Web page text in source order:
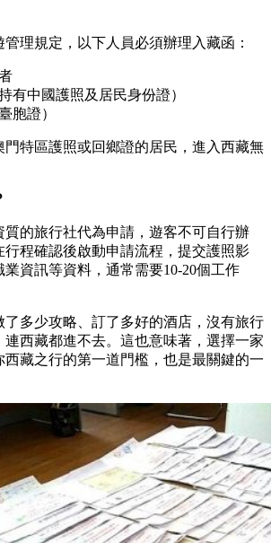
理規定，以下人員必須辦理入藏函：
有中國護照及居民身份證）
胞證）
門特區護照或回鄉證的居民，進入西藏無
質的旅行社代為申請，遊客不可自行辦
行程確認後啟動申請流程，提交護照影
資訊等資料，通常需要10-20個工作
了多少攻略、訂了多好的酒店，沒有旅行
西藏都進不去。這也意味著，選擇一家
藏之行的第一道門檻，也是最關鍵的一